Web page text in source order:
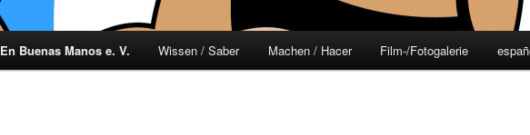
En Buenas Manos e. V. Wissen / Saber Machen / Hacer Film-/Fotogalerie